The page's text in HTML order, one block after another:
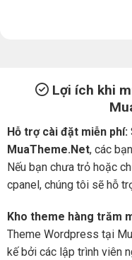
Lợi ích khi
Hỗ trợ cài đặt miễn phí:
MuaTheme.Net, các
Nếu bạn chưa trỏ hoặc
cpanel, chúng tôi sẽ hỗ
Kho theme hàng trăm
Theme Wordpress tại
kế bởi các lập trình viên